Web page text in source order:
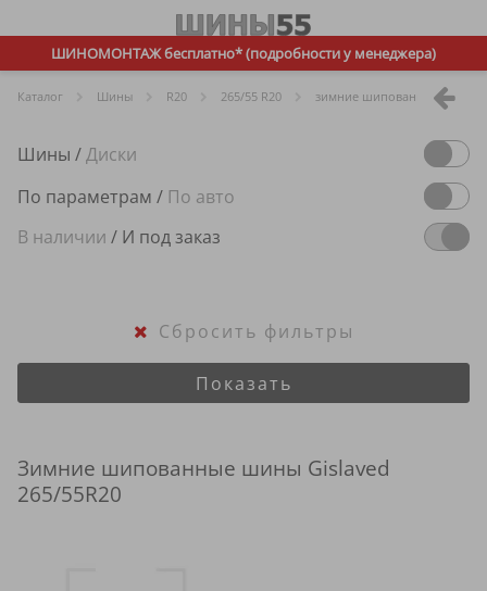
ШИНОМОНТАЖ бесплатно* (подробности у менеджера)
Каталог Шины R20 265/55 R20 зимние шипованные
Шины /Диски
По параметрам / По авто
В наличии / И под заказ
Показать
Сбросить фильтры
Зимние шипованные шины Gislaved
265/55R20